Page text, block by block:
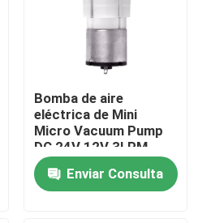
Bomba de aire
eléctrica de Mini
Micro Vacuum Pump
DC 24V 12V 3LPM -
7LPM para el
MassagerEnviar Consulta